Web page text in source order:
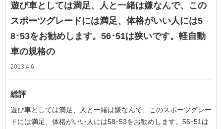
遊び車としては満足、人と一緒は嫌なんで、この
スポーツグレードには満足、体格がいい人には5
8･53をお勧めします。56･51は狭いです。軽自動
車の規格の
2013.4.6
総評
遊び車としては満足、人と一緒は嫌なんで、このスポーツグレー
ドには満足、体格がいい人には58･53をお勧めします。56･51は